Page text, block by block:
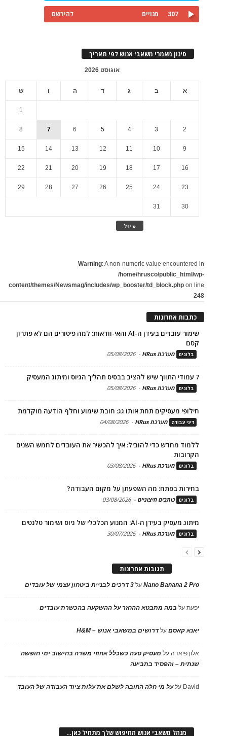
307 מנויים להירשם
סינון מאמרי משאבי אנוש לפי תאריך
אוגוסט 2026
א ב ג ד ה ו ש
« יול
1
2
3
4
5
6
7
8
9
10
11
12
13
14
15
16
17
18
19
20
21
22
23
24
25
26
27
28
29
30
31
Warning: A non-numeric value encountered in
/home/hrusco/public_html/wp-
content/themes/Newsmag/includes/wp_booster/td_block.php on line
248
כתבות אחרונות
שימור עובדים בעידן ה-AI והאי-וודאות: למה פיטורים הם לא פתרון
קסם
בלוגים מערכת HRus -
05/08/2026
7 עמודי התווך שיש להציב בבסיס תהליך הגיוס ומיתוג המעסיק
בלוגים מערכת HRus -
05/08/2026
חילופי מעסיקים תחת אותו גג: חובת שימוע וחלף הודעה מוקדמת
דיני עבודה מערכת HRus -
04/08/2026
ללמוד מחדש כדי להוביל: איך להכשיר את העובדים לחמש השנים
הקרובות
בלוגים מערכת HRus -
03/08/2026
בחירות בפתח: מה השפעתן על מקום העבודה?
בלוגים כותבים חיצוניים -
03/08/2026
מיתוג מעסיק בעידן ה-AI: המנוע הכלכלי של גיוס ושימור טלנטים
בלוגים מערכת HRus -
30/07/2026
תגובות אחרונות
Nano Banana 2 Proעל 3 דרכים לבניית ביטחון עצמי של עובדים
יפעתעל במה מתבטא ההחזר על ההשקעה בהכשרת עובדים
יאנא קאסםעלדרושים במשאבי אנוש – H&M
אלון פיאדה על מעסיק טעה כשכלל אחוזי משרה בחישוב ימי חופשה
שנתית – והפסיד בתביעה
David עלעל מי חלה החובה לשלם את עלות ציוד העבודה של העובד
מנהל משאבי אנוש החיפוש שלך מתחיל כאן…